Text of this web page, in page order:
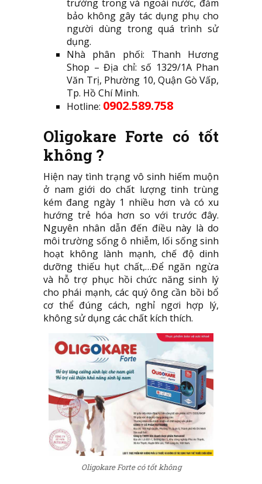
trường trong và ngoài nước, đảm
bảo không gây tác dụng phụ cho
người dùng trong quá trình sử
dụng.
Nhà phân phối: Thanh Hương
Shop – Địa chỉ: số 1329/1A Phan
Văn Trị, Phường 10, Quận Gò Vấp,
Tp. Hồ Chí Minh.
Hotline: 0902.589.758
Oligokare Forte có tốt
không ?
Hiện nay tình trạng vô sinh hiếm muộn
ở nam giới do chất lượng tinh trùng
kém đang ngày 1 nhiều hơn và có xu
hướng trẻ hóa hơn so với trước đây.
Nguyên nhân dẫn đến điều này là do
môi trường sống ô nhiễm, lối sống sinh
hoạt không lành mạnh, chế độ dinh
dưỡng thiếu hụt chất,…Để ngăn ngừa
và hỗ trợ phục hồi chức năng sinh lý
cho phái mạnh, các quý ông cần bồi bổ
cơ thể đúng cách, nghỉ ngơi hợp lý,
không sử dụng các chất kích thích.
Oligokare Forte có tốt không